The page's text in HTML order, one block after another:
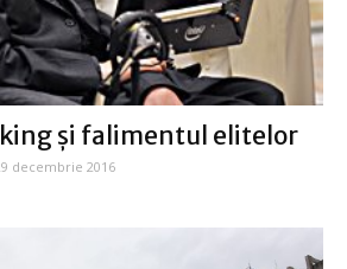
şi falimentul elitelor
decembrie 2016